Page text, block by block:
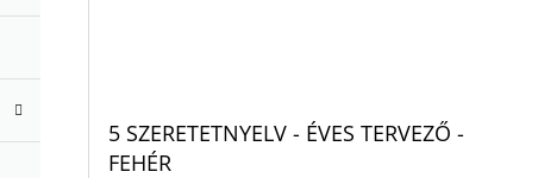
5 SZERETETNYELV - ÉVES TERVEZŐ -
FEHÉR